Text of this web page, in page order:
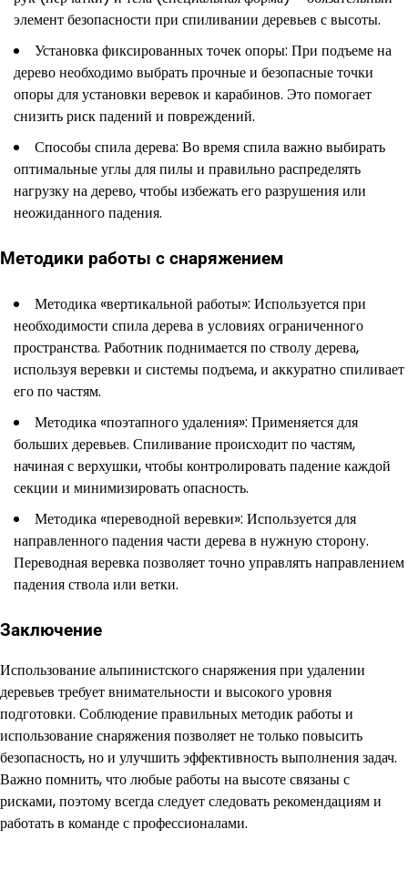
элемент безопасности при спиливании деревьев с высоты.
Установка фиксированных точек опоры: При подъеме на
дерево необходимо выбрать прочные и безопасные точки
опоры для установки веревок и карабинов. Это помогает
снизить риск падений и повреждений.
Способы спила дерева: Во время спила важно выбирать
оптимальные углы для пилы и правильно распределять
нагрузку на дерево, чтобы избежать его разрушения или
неожиданного падения.
Методики работы с снаряжением
Методика «вертикальной работы»: Используется при
необходимости спила дерева в условиях ограниченного
пространства. Работник поднимается по стволу дерева,
используя веревки и системы подъема, и аккуратно спиливает
его по частям.
Методика «поэтапного удаления»: Применяется для
больших деревьев. Спиливание происходит по частям,
начиная с верхушки, чтобы контролировать падение каждой
секции и минимизировать опасность.
Методика «переводной веревки»: Используется для
направленного падения части дерева в нужную сторону.
Переводная веревка позволяет точно управлять направлением
падения ствола или ветки.
Заключение
Использование альпинистского снаряжения при удалении
деревьев требует внимательности и высокого уровня
подготовки. Соблюдение правильных методик работы и
использование снаряжения позволяет не только повысить
безопасность, но и улучшить эффективность выполнения задач.
Важно помнить, что любые работы на высоте связаны с
рисками, поэтому всегда следует следовать рекомендациям и
работать в команде с профессионалами.